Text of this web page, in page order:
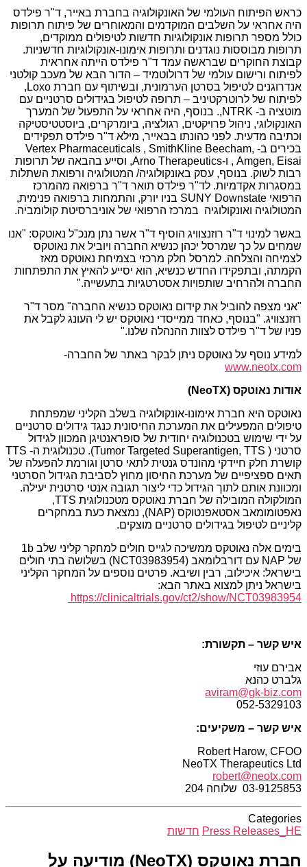
כראש הפיתוח העולמי של האונקולוגיה בחברת באייר, ד"ר פילדס
היה אחראי על השלבים המוקדמים והמאוחרים של פיתוח תרופות
כולל מספר תרופות אונקולוגיות חדשות לטיפולים ממוקדים,
תרופות מבוססות נוגדנים ותרופות אימונו-אונקולוגיות חדשניות.
קבוצת החוקרים שבראשה עמד ד"ר פילדס הייתה אחראית
לפיתוח ורישום עולמי של דרולוטמיד – הדור הבא של מעכב קולטני
אנדרוגנים לטיפול בסרטן הערמונית, ובשיתוף עם חברת Loxo,
לפיתוח של לרוטרקטיניב – תרופה לטיפול בגידולים סרטניים עם
מוטציה ב- NTRK,. בנוסף, היה אחראי על התפעול של המערך
האונקולוגי, ניהול פרויקטים, רגולציה, ביומרקרים, ביוסטטיסטיקה
וכתיבה מדעית. לפני כהונתו בבאייר, מילא ד"ר פילדס תפקידים
בכירים ב- Vertex Pharmaceuticals , SmithKline Beecham,
Amgen, Eisai , ו-Arno Therapeutics, וסייע בהבאה של תרופות
רבות לשוק. בנוסף, עסק באונקולוגיה/ המטולוגיה ורפואת השתלות
במסגרות אקדמיות. לד"ר פילדס תואר ד"ר ברפואה מהמרכז
הרפואי SUNY Downstate בניו יורק, והתמחות ברפואה פנימית,
המטולוגיה ואונקולוגיה במרכז הרפואי של אוניברסיטת קולומביה.
באשר למינוי ד"ר רוזנצוויג הוסיף ד"ר אשר נתן מנכ"ל נאוטקס: "אנו
שמחים על כך שמרסל יכהן כנשיא החברה ויוביל את נאוטקס
לצמיחה והצלחה. למרסל חלק מרכזי בצמיחת נאוטקס מאז
הקמתה, ובתפקידו החדש כנשיא, הוא יסייע להאיץ את התפתחות
החברה ולהרחיב שותפויות אסטרטגיות בתעשייה."
"אני מצפה להוביל את קידום נאוטקס כנשיא החברה" מסר ד"ר
רוזנצוויג. "בנוסף, כאחד ממייסדי נאוטקס יש לי העונג לקבל את
פניו של ד"ר פילדס לצוות ההנהלה שלנו."
למידע נוסף על נאוטקס ניתן לבקר באתר של החברה-
www.neotx.com
אודות נאוטקס (NeoTX)
נאוטקס היא חברת אימונו-אונקולוגיה בשלב הקליני שמפתחת
טיפולים המפעילים את המערכת החיסונית כנגד גידולים סרטניים
על ידי שימוש בטכנולוגיה יחודית של סופראנטיגן המכוון לגידול
סרטני ( Tumor Targeted Superantigen, TTS). טכנולוגית ה- TTS
קושרת חלק חיידקי מהונדס גנטית לתאי סרטן וגורמת להפעלה של
תאים ספציפיים של מערכת החיסון מחוץ לסביבת הגידול הסרטני
ומכוונת אותם לתוך הגידול כדי ליצור תגובה אנטי סרטנית יעילה.
המולקולה המובילה של חברת נאוטקס מטכנולוגית TTS,
נאפטומומאב אסטאפנטוקס (NAP), נמצאת כעת במחקרים
קליניים לטיפול בגידולים סרטניים מוצקים.
בימים אלה נאוטקס ממשיכה לגייס חולים למחקר קליני שלב 1b
של NAP עם דורבלומאב (NCT03983954) בשלושה בתי חולים
בישראל: איכילוב, רבין ושיבא. פרטים נוספים על המחקר הקליני
בישראל ניתן למצוא באתר הבא:
https://clinicaltrials.gov/ct2/show/NCT03983954
איש קשר – תקשורת:
אבירם עוזי
גלברט כהנא
aviram@gk-biz.com
052-5329103
איש קשר – משקיעים:
Robert Harow, CFOO
NeoTX Therapeutics Ltd
robert@neotx.com
03-9125853 שלוחה 204
Categories
Press Releases_HE חדשות
חברת נאוטקס (NeoTX) מודיעה על